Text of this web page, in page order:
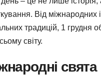
Від міжнародних
традицій, 1 грудня
світу.
свята